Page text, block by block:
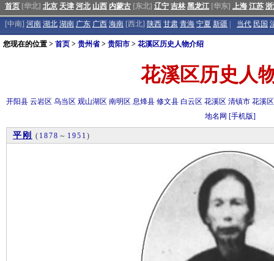
首页 [华北] 北京 天津 河北 山西 内蒙古 [东北] 辽宁 吉林 黑龙江 [华东] 上海 江苏
[中南] 河南 湖北 湖南 广东 广西 海南 [西北] 陕西 甘肃 青海 宁夏 新疆 当代 民国
您现在的位置 > 首页 > 贵州省> 贵阳市 > 花溪区历史人物介绍
花溪区历史人
开阳县 云岩区 乌当区 观山湖区 南明区 息烽县 修文县 白云区 花溪区 清镇市 花溪
地名网 [手机版]
平刚 ( 1878 ～ 1951 )